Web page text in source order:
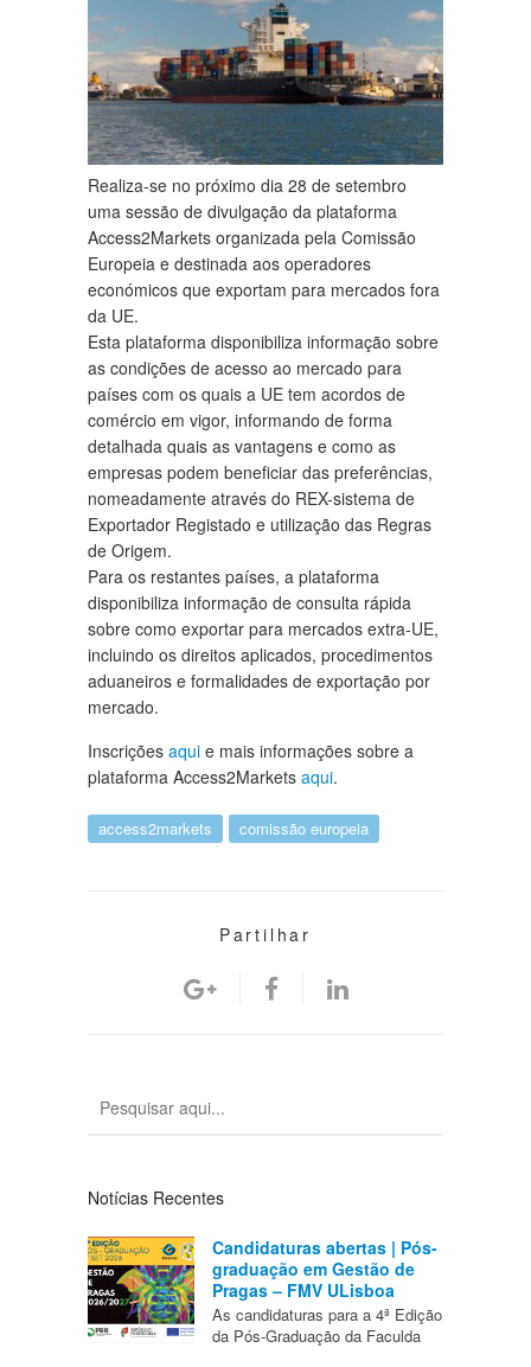
Realiza-se no próximo dia 28 de setembro
uma sessão de divulgação da plataforma
Access2Markets organizada pela Comissão
Europeia e destinada aos operadores
económicos que exportam para mercados fora
da UE.
Esta plataforma disponibiliza informação sobre
as condições de acesso ao mercado para
países com os quais a UE tem acordos de
comércio em vigor, informando de forma
detalhada quais as vantagens e como as
empresas podem beneficiar das preferências,
nomeadamente através do REX-sistema de
Exportador Registado e utilização das Regras
de Origem.
Para os restantes países, a plataforma
disponibiliza informação de consulta rápida
sobre como exportar para mercados extra-UE,
incluindo os direitos aplicados, procedimentos
aduaneiros e formalidades de exportação por
mercado.
Inscrições aqui e mais informações sobre a
plataforma Access2Markets aqui.
access2markets comissão europeia
Partilhar
Notícias Recentes
Candidaturas abertas | Pós-
graduação em Gestão de
Pragas – FMV ULisboa
As candidaturas para a 4ª Edição
da Pós-Graduação da Faculda